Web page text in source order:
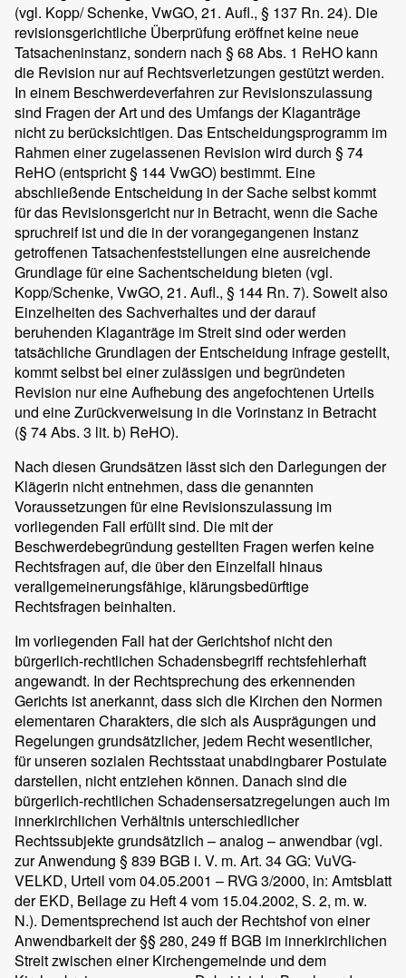
(vgl. Kopp/ Schenke, VwGO, 21. Aufl., § 137 Rn. 24). Die
revisionsgerichtliche Überprüfung eröffnet keine neue
Tatsacheninstanz, sondern nach § 68 Abs. 1 ReHO kann
die Revision nur auf Rechtsverletzungen gestützt werden.
In einem Beschwerdeverfahren zur Revisionszulassung
sind Fragen der Art und des Umfangs der Klaganträge
nicht zu berücksichtigen. Das Entscheidungsprogramm im
Rahmen einer zugelassenen Revision wird durch § 74
ReHO (entspricht § 144 VwGO) bestimmt. Eine
abschließende Entscheidung in der Sache selbst kommt
für das Revisionsgericht nur in Betracht, wenn die Sache
spruchreif ist und die in der vorangegangenen Instanz
getroffenen Tatsachenfeststellungen eine ausreichende
Grundlage für eine Sachentscheidung bieten (vgl.
Kopp/Schenke, VwGO, 21. Aufl., § 144 Rn. 7). Soweit also
Einzelheiten des Sachverhaltes und der darauf
beruhenden Klaganträge im Streit sind oder werden
tatsächliche Grundlagen der Entscheidung infrage gestellt,
kommt selbst bei einer zulässigen und begründeten
Revision nur eine Aufhebung des angefochtenen Urteils
und eine Zurückverweisung in die Vorinstanz in Betracht
(§ 74 Abs. 3 lit. b) ReHO).
Nach diesen Grundsätzen lässt sich den Darlegungen der
Klägerin nicht entnehmen, dass die genannten
Voraussetzungen für eine Revisionszulassung im
vorliegenden Fall erfüllt sind. Die mit der
Beschwerdebegründung gestellten Fragen werfen keine
Rechtsfragen auf, die über den Einzelfall hinaus
verallgemeinerungsfähige, klärungsbedürftige
Rechtsfragen beinhalten.
Im vorliegenden Fall hat der Gerichtshof nicht den
bürgerlich-rechtlichen Schadensbegriff rechtsfehlerhaft
angewandt. In der Rechtsprechung des erkennenden
Gerichts ist anerkannt, dass sich die Kirchen den Normen
elementaren Charakters, die sich als Ausprägungen und
Regelungen grundsätzlicher, jedem Recht wesentlicher,
für unseren sozialen Rechtsstaat unabdingbarer Postulate
darstellen, nicht entziehen können. Danach sind die
bürgerlich-rechtlichen Schadensersatzregelungen auch im
innerkirchlichen Verhältnis unterschiedlicher
Rechtssubjekte grundsätzlich – analog – anwendbar (vgl.
zur Anwendung § 839 BGB i. V. m. Art. 34 GG: VuVG-
VELKD, Urteil vom 04.05.2001 – RVG 3/2000, in: Amtsblatt
der EKD, Beilage zu Heft 4 vom 15.04.2002, S. 2, m. w.
N.). Dementsprechend ist auch der Rechtshof von einer
Anwendbarkeit der §§ 280, 249 ff BGB im innerkirchlichen
Streit zwischen einer Kirchengemeinde und dem